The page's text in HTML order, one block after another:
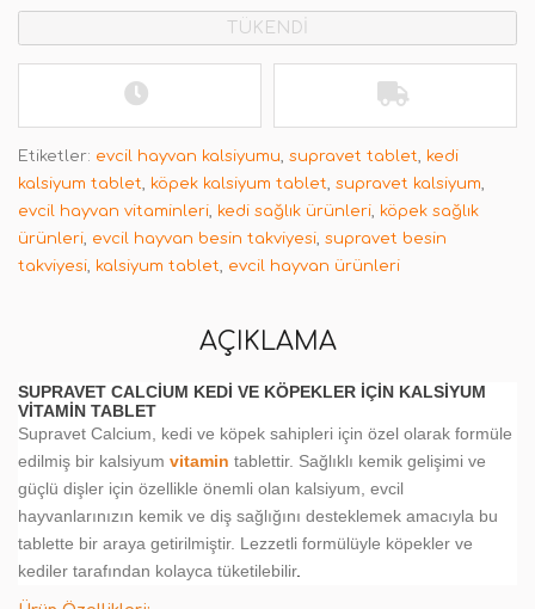
TÜKENDİ
Etiketler: evcil hayvan kalsiyumu, supravet tablet, kedi
kalsiyum tablet, köpek kalsiyum tablet, supravet kalsiyum,
evcil hayvan vitaminleri, kedi sağlık ürünleri, köpek sağlık
ürünleri, evcil hayvan besin takviyesi, supravet besin
takviyesi, kalsiyum tablet, evcil hayvan ürünleri
AÇIKLAMA
SUPRAVET CALCIUM KEDI VE KÖPEKLER İÇIN KALSIYUM
VITAMIN TABLET
Supravet Calcium, kedi ve köpek sahipleri için özel olarak formüle
edilmiş bir kalsiyum vitamin tablettir. Sağlıklı kemik gelişimi ve
güçlü dişler için özellikle önemli olan kalsiyum, evcil
hayvanlarınızın kemik ve diş sağlığını desteklemek amacıyla bu
tablette bir araya getirilmiştir. Lezzetli formülüyle köpekler ve
kediler tarafından kolayca tüketilebilir.